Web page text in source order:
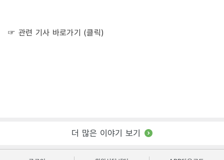
☞ 관련 기사 바로가기 (클릭)
더 많은 이야기 보기